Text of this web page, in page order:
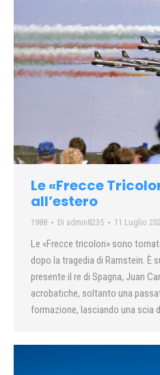
Le «Frecce
all’estero
1988 Di admin8235 11 Luglio
Le «Frecce tricolori» sono
dopo la tragedia di Ramstein. È
presente il re di Spagna, Juan
acrobatiche, soltanto una
formazione, lasciando una scia